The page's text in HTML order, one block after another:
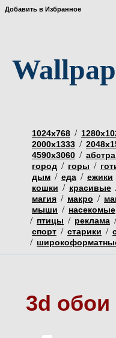
Добавить в Избранное
1024х768 /
2000х1333 /
4590х3060 /
город / горы /
дым / еда / ежики
кошки / красивые
магия / макро /
мыши / насекомые
/ птицы / реклама
спорт / старики /
/
3d обои